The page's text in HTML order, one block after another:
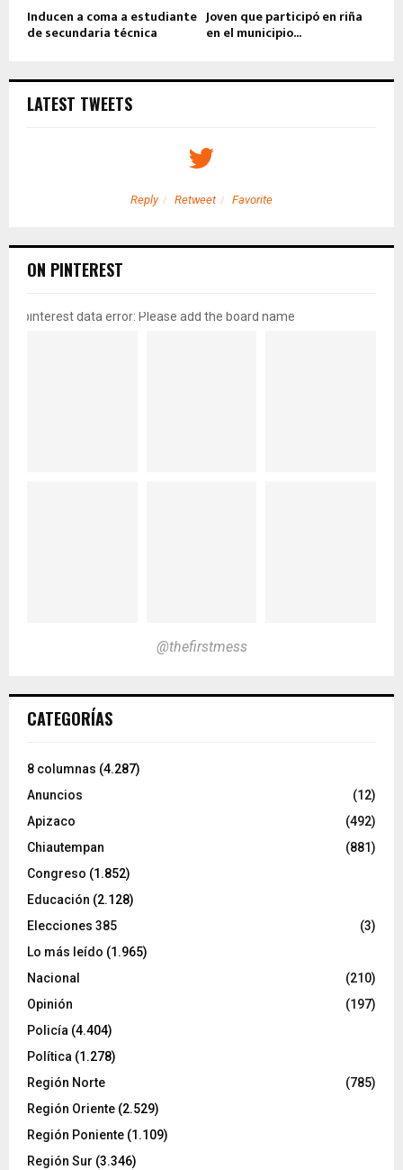
Inducen a coma a estudiante
de secundaria técnica
Joven que participó en riña
en el municipio...
LATEST TWEETS
Reply Retweet Favorite
ON PINTEREST
pinterest data error: Please add the board name
@thefirstmess
CATEGORÍAS
8 columnas (4.287)
Anuncios
(12)
Apizaco
(492)
Chiautempan
(881)
Congreso (1.852)
Educación (2.128)
Elecciones 385
(3)
Lo más leído (1.965)
Nacional
(210)
Opinión
(197)
Policía (4.404)
Política (1.278)
Región Norte
(785)
Región Oriente (2.529)
Región Poniente (1.109)
Región Sur (3.346)